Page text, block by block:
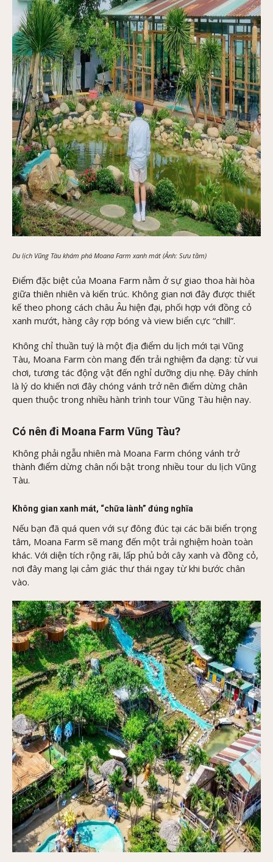
Du lịch Vũng Tàu khám phá Moana Farm xanh mát (Ảnh: Sưu tầm)
Điểm đặc biệt của Moana Farm nằm ở sự giao thoa hài hòa
giữa thiên nhiên và kiến trúc. Không gian nơi đây được thiết
kế theo phong cách châu Âu hiện đại, phối hợp với đồng cỏ
xanh mướt, hàng cây rợp bóng và view biển cực “chill”.
Không chỉ thuần tuý là một địa điểm du lịch mới tại Vũng
Tàu, Moana Farm còn mang đến trải nghiệm đa dạng: từ vui
chơi, tương tác động vật đến nghỉ dưỡng dịu nhẹ. Đây chính
là lý do khiến nơi đây chóng vánh trở nên điểm dừng chân
quen thuộc trong nhiều hành trình tour Vũng Tàu hiện nay.
Có nên đi Moana Farm Vũng Tàu?
Không phải ngẫu nhiên mà Moana Farm chóng vánh trở
thành điểm dừng chân nổi bật trong nhiều tour du lịch Vũng
Tàu.
Không gian xanh mát, “chữa lành” đúng nghĩa
Nếu bạn đã quá quen với sự đông đúc tại các bãi biển trọng
tâm, Moana Farm sẽ mang đến một trải nghiệm hoàn toàn
khác. Với diện tích rộng rãi, lấp phủ bởi cây xanh và đồng cỏ,
nơi đây mang lại cảm giác thư thái ngay từ khi bước chân
vào.